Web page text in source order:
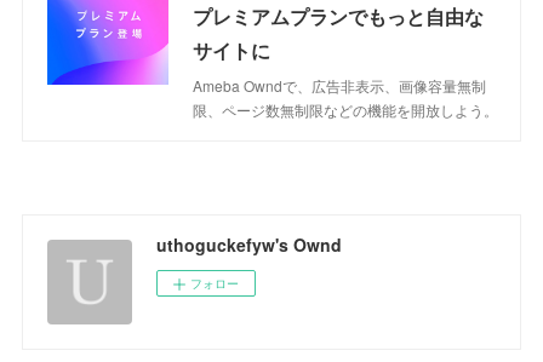
プレミアムプランでもっと自由な
サイトに
Ameba Owndで、広告非表示、画像容量無制
限、ページ数無制限などの機能を開放しよう。
uthoguckefyw's Ownd
フォロー